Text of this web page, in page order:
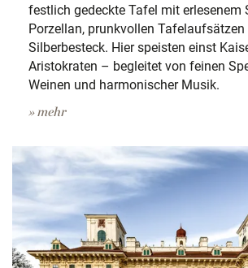
festlich gedeckte Tafel mit erlesenem
Porzellan, prunkvollen
Silberbesteck. Hier speisten einst
Aristokraten – begleitet von feinen
Weinen und harmonischer Musik.
» mehr